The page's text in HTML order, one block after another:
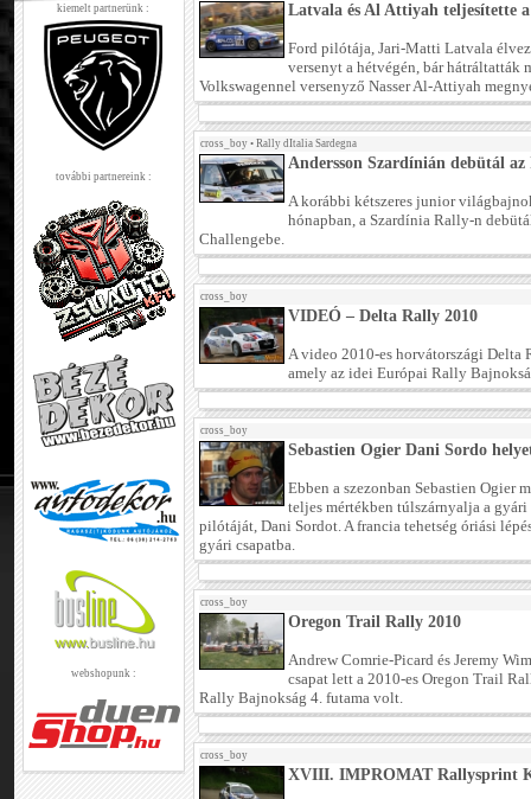
kiemelt partnerünk :
további partnereink :
webshopunk :
Latvala és Al Attiyah teljesítette a
Ford pilótája, Jari-Matti Latvala
versenyt a hétvégén, bár hátráltatták
Volkswagennel versenyző Nasser Al-Attiyah
cross_boy • Rally dItalia Sardegna
Andersson Szardínián debütál az
A korábbi kétszeres junior
hónapban, a Szardínia Rally-n
Challengebe.
cross_boy
VIDEÓ – Delta Rally 2010
A video 2010-es horvátországi Delta
amely az idei Európai Rally
cross_boy
Sebastien Ogier Dani Sordo
Ebben a szezonban Sebastien Ogier
teljes mértékben túlszárnyalja a
pilótáját, Dani Sordot. A francia tehetség óriási
gyári csapatba.
cross_boy
Oregon Trail Rally 2010
Andrew Comrie-Picard és Jeremy
csapat lett a 2010-es Oregon Trail
Rally Bajnokság 4. futama volt.
cross_boy
XVIII. IMPROMAT Rallysprint